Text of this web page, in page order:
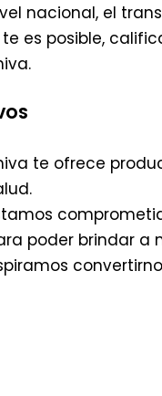
nacional, el
te es posible,
te ofrece
poder brindar a